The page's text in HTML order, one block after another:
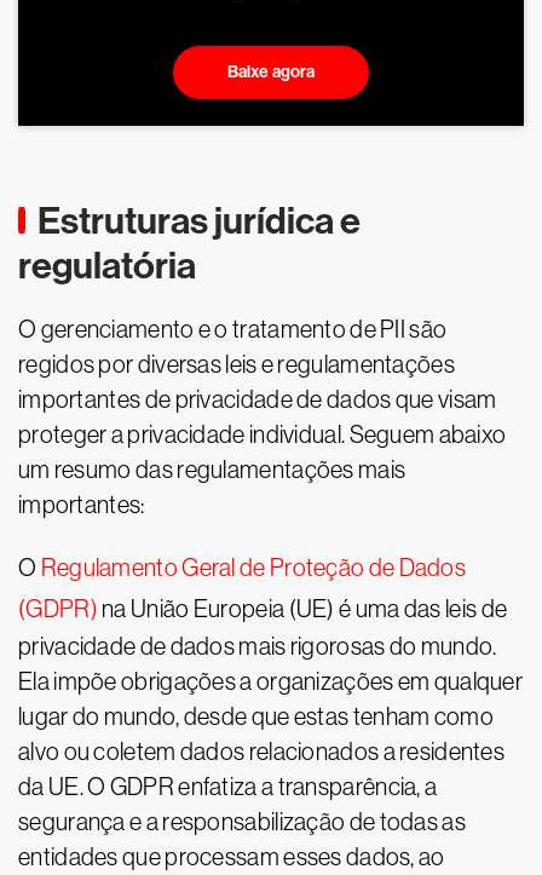
Baixe agora
Estruturas jurídica e
regulatória
O gerenciamento e o tratamento de PII são
regidos por diversas leis e regulamentações
importantes de privacidade de dados que visam
proteger a privacidade individual. Seguem abaixo
um resumo das regulamentações mais
importantes:
O Regulamento Geral de Proteção de Dados
(GDPR) na União Europeia (UE) é uma das leis de
privacidade de dados mais rigorosas do mundo.
Ela impõe obrigações a organizações em qualquer
lugar do mundo, desde que estas tenham como
alvo ou coletem dados relacionados a residentes
da UE. O GDPR enfatiza a transparência, a
segurança e a responsabilização de todas as
entidades que processam esses dados, ao